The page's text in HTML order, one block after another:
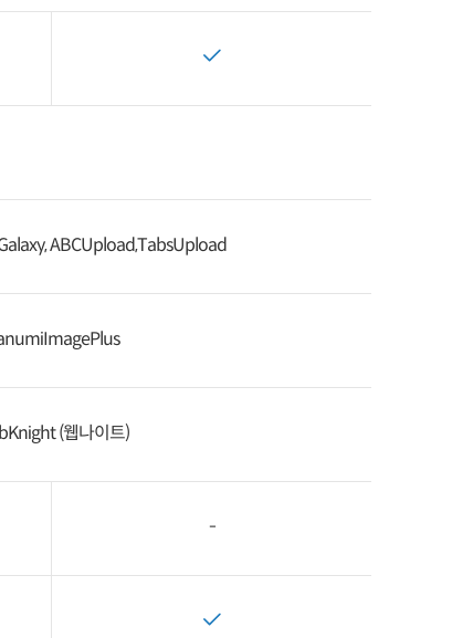
ABCUpload,TabsUpload
(웹나이트)
-